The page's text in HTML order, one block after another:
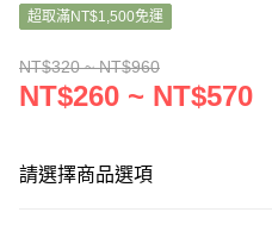
超取滿NT$1,500免運
NT$320 ~ NT$960
NT$260 ~ NT$570
請選擇商品選項